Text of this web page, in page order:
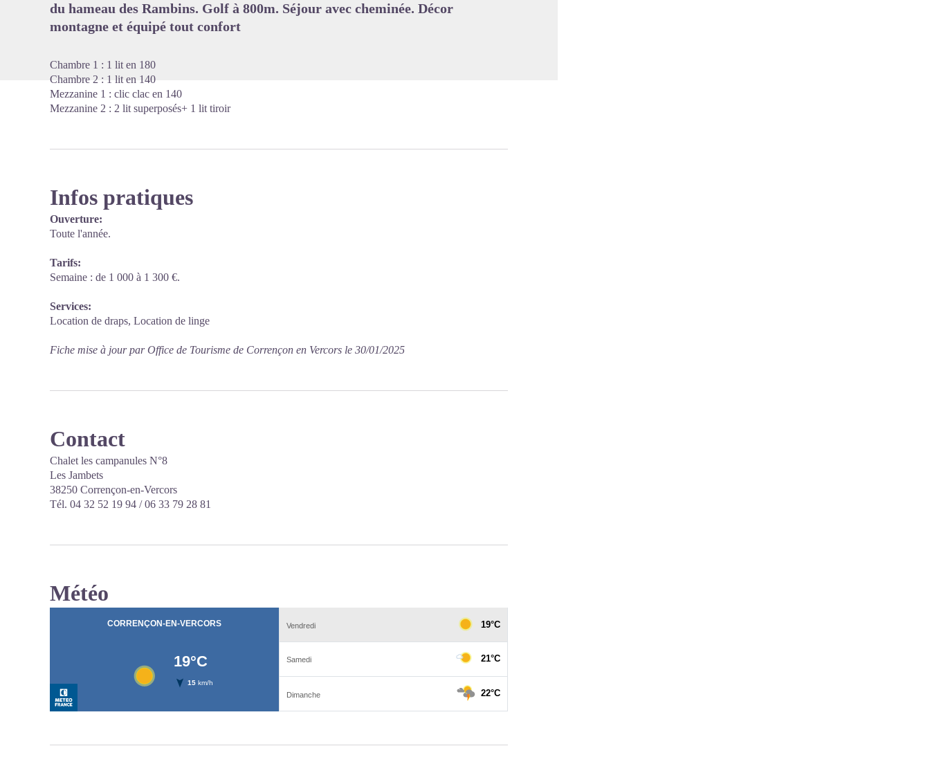
du hameau des Rambins. Golf à 800m. Séjour avec cheminée. Décor
montagne et équipé tout confort
Chambre 1 : 1 lit en 180
Chambre 2 : 1 lit en 140
Mezzanine 1 : clic clac en 140
Mezzanine 2 : 2 lit superposés+ 1 lit tiroir
Infos pratiques
Ouverture:
Toute l'année.
Tarifs:
Semaine : de 1 000 à 1 300 €.
Services:
Location de draps, Location de linge
Fiche mise à jour par Office de Tourisme de Corrençon en Vercors le 30/01/2025
Contact
Chalet les campanules N°8
Les Jambets
38250 Corrençon-en-Vercors
Tél. 04 32 52 19 94 / 06 33 79 28 81
Météo